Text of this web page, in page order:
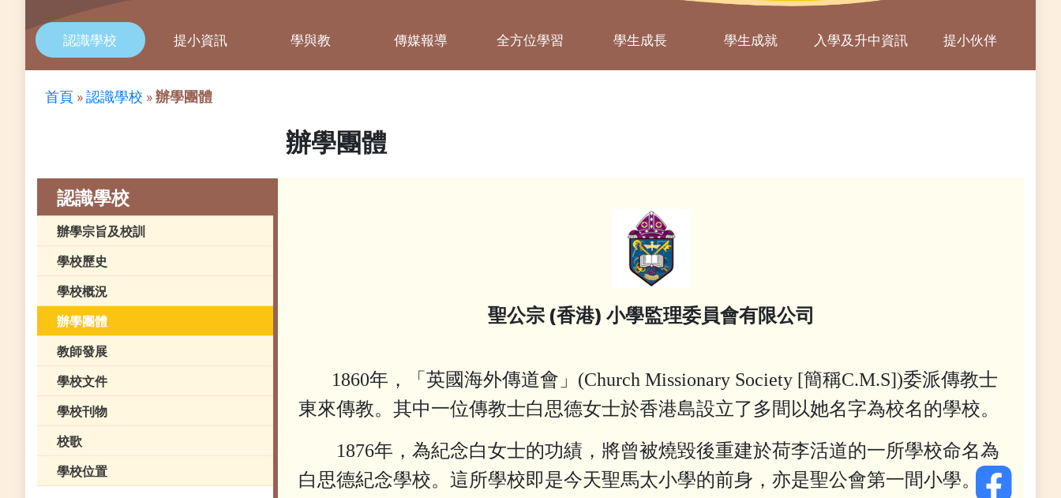
認識學校 提小資訊 學與教 傳媒報導 全方位學習 學生成長 學生成就 入學及升中資訊 提小伙伴
首頁 »認識學校 »辦學團體
認識學校
辦學宗旨及校訓
學校歷史
學校概況
辦學團體
教師發展
學校文件
學校刊物
校歌
學校位置
辦學團體
聖公宗 (香港) 小學監理委員會有限公司
1860年，「英國海外傳道會」(Church Missionary Society [簡稱C.M.S])委派傳教士
東來傳教。其中一位傳教士白思德女士於香港島設立了多間以她名字為校名的學校。
1876年，為紀念白女士的功績，將曾被燒毀後重建於荷李活道的一所學校命名為
白思德紀念學校。這所學校即是今天聖馬太小學的前身，亦是聖公會第一間小學。自